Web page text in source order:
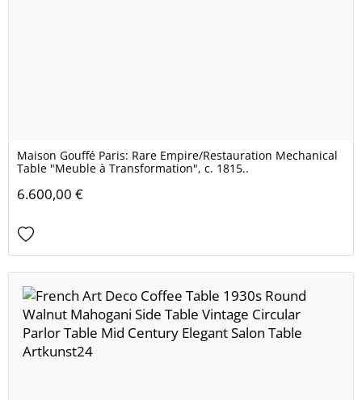
Maison Gouffé Paris: Rare Empire/Restauration Mechanical
Table "Meuble à Transformation", c. 1815..
6.600,00 €